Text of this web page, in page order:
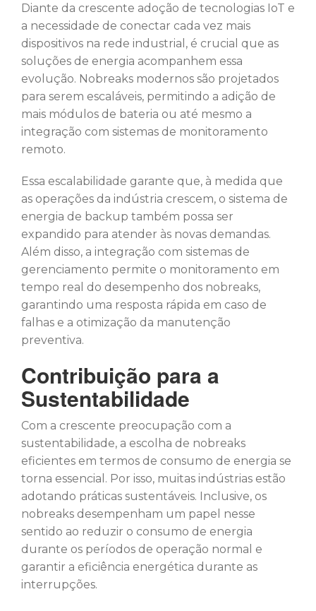
Diante da crescente adoção de tecnologias IoT e
a necessidade de conectar cada vez mais
dispositivos na rede industrial, é crucial que as
soluções de energia acompanhem essa
evolução. Nobreaks modernos são projetados
para serem escaláveis, permitindo a adição de
mais módulos de bateria ou até mesmo a
integração com sistemas de monitoramento
remoto.
Essa escalabilidade garante que, à medida que
as operações da indústria crescem, o sistema de
energia de backup também possa ser
expandido para atender às novas demandas.
Além disso, a integração com sistemas de
gerenciamento permite o monitoramento em
tempo real do desempenho dos nobreaks,
garantindo uma resposta rápida em caso de
falhas e a otimização da manutenção
preventiva.
Contribuição para a
Sustentabilidade
Com a crescente preocupação com a
sustentabilidade, a escolha de nobreaks
eficientes em termos de consumo de energia se
torna essencial. Por isso, muitas indústrias estão
adotando práticas sustentáveis. Inclusive, os
nobreaks desempenham um papel nesse
sentido ao reduzir o consumo de energia
durante os períodos de operação normal e
garantir a eficiência energética durante as
interrupções.